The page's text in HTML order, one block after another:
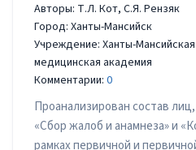
Авторы: Т.Л. Кот, С.Я. Рензяк
Город: Ханты-Мансийск
Учреждение: Ханты-
медицинская академия
Комментарии: 0
Проанализирован состав
«Сбор жалоб и анамнеза» и
рамках первичной и